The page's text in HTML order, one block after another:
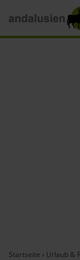
Startseite › Urlaub &